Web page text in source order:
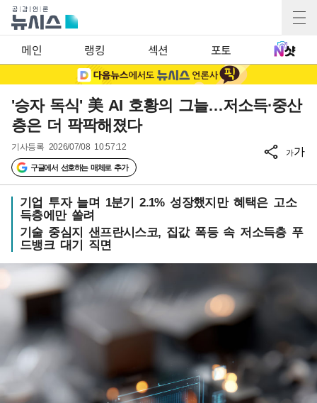
메인 랭킹 섹션 포토
'승자 독식' 美 AI 호황의 그늘…저소득·중산
층은 더 팍팍해졌다
기사등록 2026/07/08 10:57:12
구글에서 선호하는 매체로 추가
가가
기업 투자 늘며 1분기 2.1% 성장했지만 혜택은 고소
득층에만 쏠려
기술 중심지 샌프란시스코, 집값 폭등 속 저소득층 푸
드뱅크 대기 직면